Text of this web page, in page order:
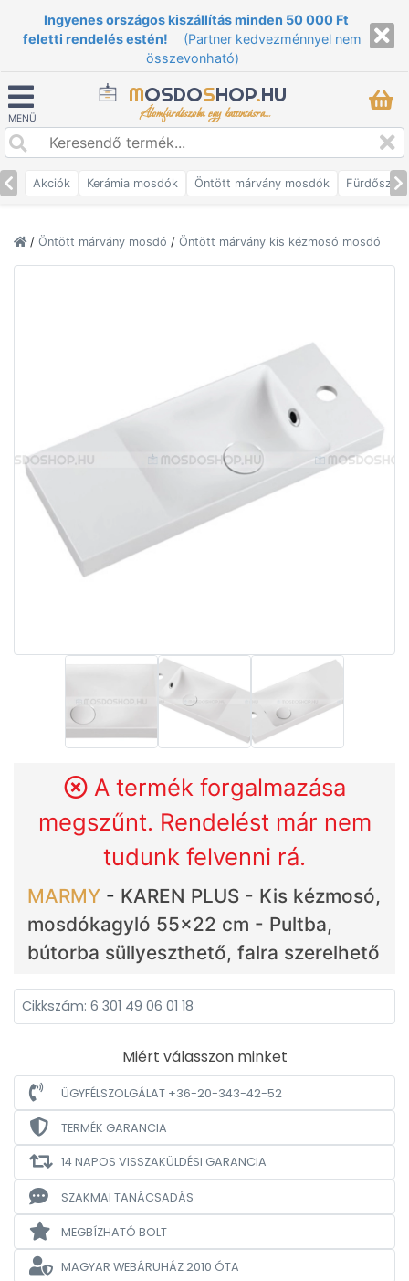
Ingyenes országos kiszállítás minden 50 000 Ft
feletti rendelés estén!
(Partner kedvezménnyel nem
összevonható)
MENÜ
MOSDOSHOP.HU
Álomfürdőszoba egy kattintásra...
Akciók Kerámia mosdók Öntött márvány mosdók
/ Öntött márvány mosdó / Öntött márvány kis kézmosó mosdó
A termék forgalmazása
megszűnt. Rendelést már nem
tudunk felvenni rá.
MARMY - KAREN PLUS - Kis kézmosó,
mosdókagyló 55x22 cm - Pultba,
bútorba süllyeszthető, falra szerelhető
Cikkszám: 6 301 49 06 01 18
Miért válasszon minket
ÜGYFÉLSZOLGÁLAT +36-20-343-42-52
TERMÉK GARANCIA
14 NAPOS VISSZAKÜLDÉSI GARANCIA
SZAKMAI TANÁCSADÁS
MEGBÍZHATÓ BOLT
MAGYAR WEBÁRUHÁZ2010 ÓTA